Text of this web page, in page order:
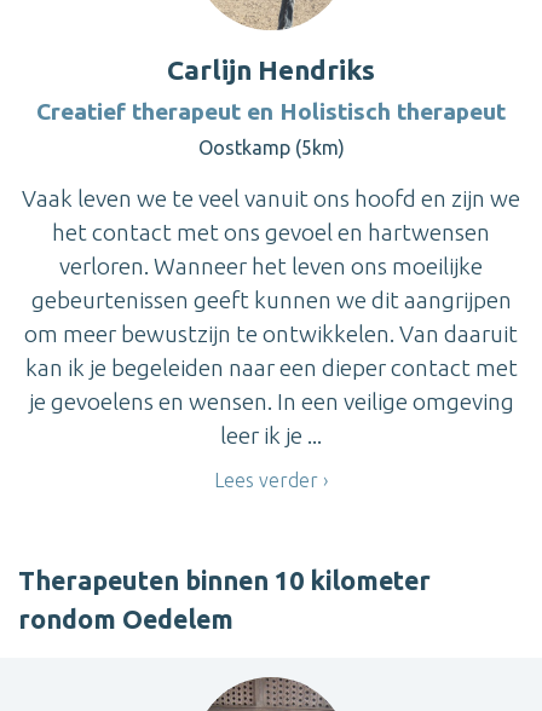
Carlijn Hendriks
Creatief therapeut en Holistisch therapeut
Oostkamp (5km)
Vaak leven we te veel vanuit ons hoofd en zijn we
het contact met ons gevoel en hartwensen
verloren. Wanneer het leven ons moeilijke
gebeurtenissen geeft kunnen we dit aangrijpen
om meer bewustzijn te ontwikkelen. Van daaruit
kan ik je begeleiden naar een dieper contact met
je gevoelens en wensen. In een veilige omgeving
leer ik je ...
Lees verder
Therapeuten binnen 10 kilometer
rondom Oedelem